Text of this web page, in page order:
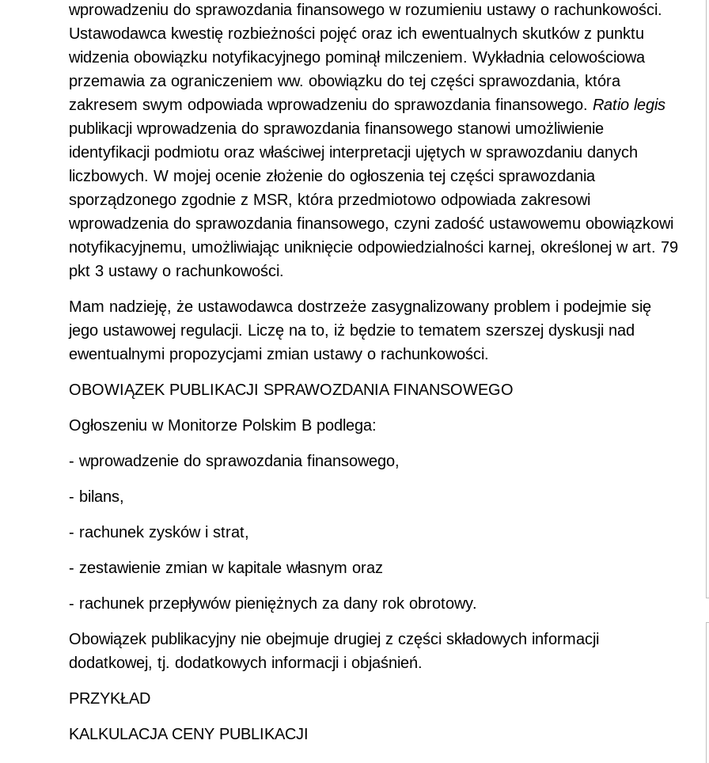
wprowadzeniu do sprawozdania finansowego w rozumieniu ustawy o rachunkowości.
Ustawodawca kwestię rozbieżności pojęć oraz ich ewentualnych skutków z punktu
widzenia obowiązku notyfikacyjnego pominął milczeniem. Wykładnia celowościowa
przemawia za ograniczeniem ww. obowiązku do tej części sprawozdania, która
zakresem swym odpowiada wprowadzeniu do sprawozdania finansowego. Ratio legis
publikacji wprowadzenia do sprawozdania finansowego stanowi umożliwienie
identyfikacji podmiotu oraz właściwej interpretacji ujętych w sprawozdaniu danych
liczbowych. W mojej ocenie złożenie do ogłoszenia tej części sprawozdania
sporządzonego zgodnie z MSR, która przedmiotowo odpowiada zakresowi
wprowadzenia do sprawozdania finansowego, czyni zadość ustawowemu obowiązkowi
notyfikacyjnemu, umożliwiając uniknięcie odpowiedzialności karnej, określonej w art. 79
pkt 3 ustawy o rachunkowości.
Mam nadzieję, że ustawodawca dostrzeże zasygnalizowany problem i podejmie się
jego ustawowej regulacji. Liczę na to, iż będzie to tematem szerszej dyskusji nad
ewentualnymi propozycjami zmian ustawy o rachunkowości.
OBOWIĄZEK PUBLIKACJI SPRAWOZDANIA FINANSOWEGO
Ogłoszeniu w Monitorze Polskim B podlega:
- wprowadzenie do sprawozdania finansowego,
- bilans,
- rachunek zysków i strat,
- zestawienie zmian w kapitale własnym oraz
- rachunek przepływów pieniężnych za dany rok obrotowy.
Obowiązek publikacyjny nie obejmuje drugiej z części składowych informacji
dodatkowej, tj. dodatkowych informacji i objaśnień.
PRZYKŁAD
KALKULACJA CENY PUBLIKACJI